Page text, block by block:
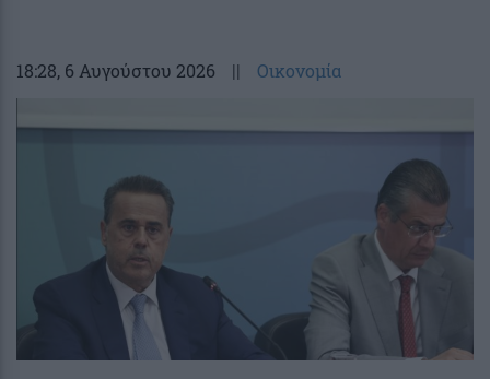
18:28, 6 Αυγούστου 2026 || Οικονομία